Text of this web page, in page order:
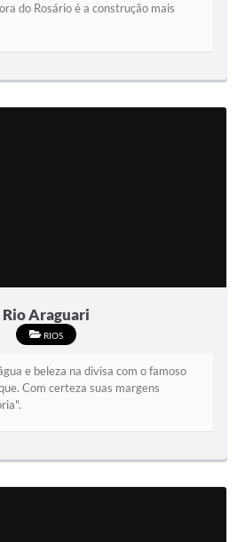
do Rosário é a construção mais
Rio Araguari
RIOS
e beleza na divisa com o famoso
Com certeza suas margens